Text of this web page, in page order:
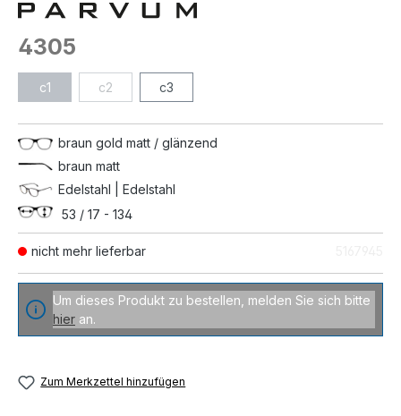
nicht mehr lieferbar
4305
c1 c2 c3
braun gold matt / glänzend
braun matt
Edelstahl | Edelstahl
53 / 17 - 134
Um dieses Produkt zu bestellen, melden Sie sich bitte
hier an.
Zum Merkzettel hinzufügen